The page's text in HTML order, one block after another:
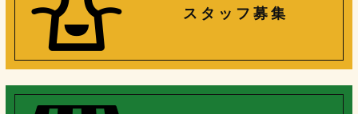
ス タ ッ フ 募 集